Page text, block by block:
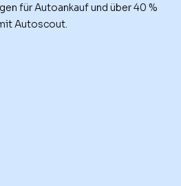
für Autoankauf und über 40 %
Autoscout.